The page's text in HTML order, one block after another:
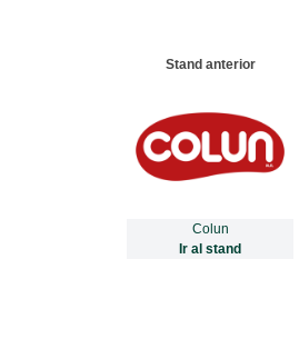
Stand anterior
Colun
Ir al stand